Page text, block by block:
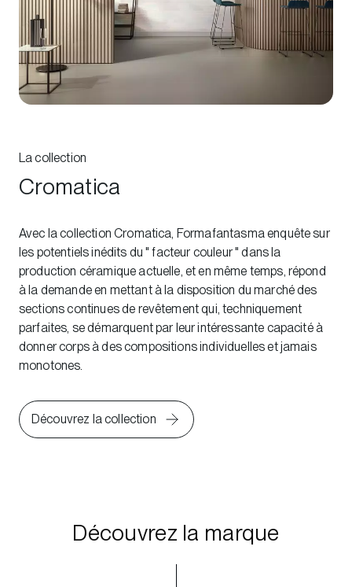
La collection
Cromatica
Avec la collection Cromatica, Formafantasma enquête sur
les potentiels inédits du " facteur couleur " dans la
production céramique actuelle, et en même temps, répond
à la demande en mettant à la disposition du marché des
sections continues de revêtement qui, techniquement
parfaites, se démarquent par leur intéressante capacité à
donner corps à des compositions individuelles et jamais
monotones.
Découvrez la collection
Découvrez la marque